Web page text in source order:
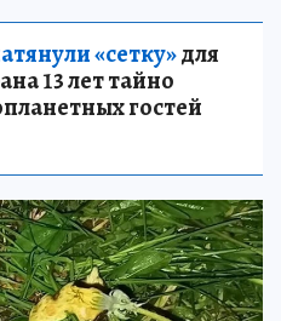
«сетку»для
13 лет тайно
гостей